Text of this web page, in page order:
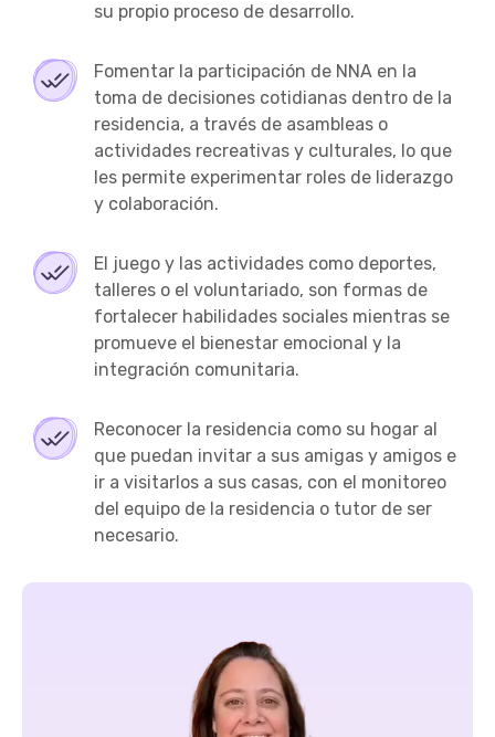
su propio proceso de desarrollo.
Fomentar la participación de NNA en la
toma de decisiones cotidianas dentro de la
residencia, a través de asambleas o
actividades recreativas y culturales, lo que
les permite experimentar roles de liderazgo
y colaboración.
El juego y las actividades como deportes,
talleres o el voluntariado, son formas de
fortalecer habilidades sociales mientras se
promueve el bienestar emocional y la
integración comunitaria.
Reconocer la residencia como su hogar al
que puedan invitar a sus amigas y amigos e
ir a visitarlos a sus casas, con el monitoreo
del equipo de la residencia o tutor de ser
necesario.